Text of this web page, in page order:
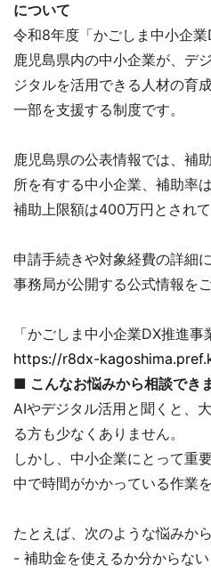
について
令和8年度「かごしま中小企業
鹿児島県内の中小企業が、デ
ジタルを活用できる人材の育
一部を支援する制度です。
鹿児島県の公表情報では、補
所を有する中小企業、補助率
補助上限額は400万円とされて
申請手続きや対象経費の詳細
事務局が公開する公式情報を
「かごしま中小企業DX推進事
https://r8dx-
■ こんなお悩みから相談でき
AIやデジタル活用と聞くと、
る方も少なくありません。
しかし、中小企業にとって重
中で時間がかかっている作業
たとえば、次のような悩みか
- 補助金を使えるか分からない